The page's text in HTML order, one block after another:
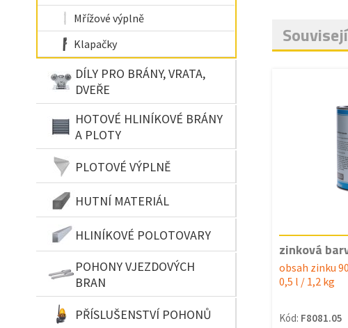
Mřížové výplně
Klapačky
DÍLY PRO BRÁNY, VRATA,
DVEŘE
HOTOVÉ HLINÍKOVÉ BRÁNY
A PLOTY
PLOTOVÉ VÝPLNĚ
HUTNÍ MATERIÁL
HLINÍKOVÉ POLOTOVARY
POHONY VJEZDOVÝCH
BRAN
PŘÍSLUŠENSTVÍ POHONŮ
zinková
obsah zinku
0,5 l / 1,2 kg
Kód: F8081.05